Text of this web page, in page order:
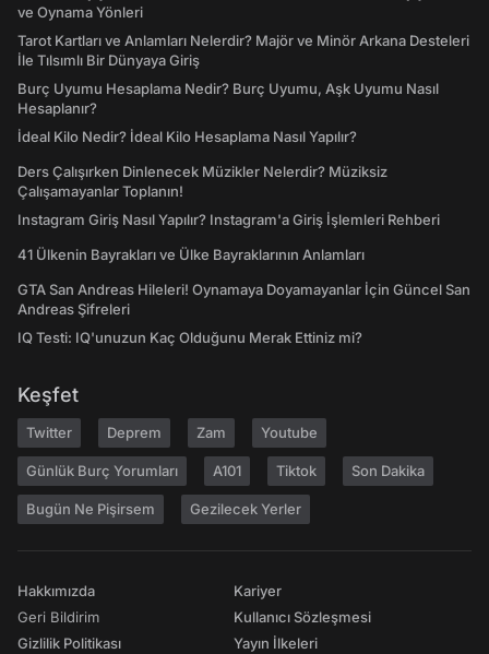
ve Oynama Yönleri
Tarot Kartları ve Anlamları Nelerdir? Majör ve Minör Arkana Desteleri
İle Tılsımlı Bir Dünyaya Giriş
Burç Uyumu Hesaplama Nedir? Burç Uyumu, Aşk Uyumu Nasıl
Hesaplanır?
İdeal Kilo Nedir? İdeal Kilo Hesaplama Nasıl Yapılır?
Ders Çalışırken Dinlenecek Müzikler Nelerdir? Müziksiz
Çalışamayanlar Toplanın!
Instagram Giriş Nasıl Yapılır? Instagram'a Giriş İşlemleri Rehberi
41 Ülkenin Bayrakları ve Ülke Bayraklarının Anlamları
GTA San Andreas Hileleri! Oynamaya Doyamayanlar İçin Güncel San
Andreas Şifreleri
IQ Testi: IQ'unuzun Kaç Olduğunu Merak Ettiniz mi?
Keşfet
Twitter Deprem Zam Youtube
Günlük Burç Yorumları A101 Tiktok Son Dakika
Bugün Ne Pişirsem Gezilecek Yerler
Hakkımızda
Geri Bildirim
Gizlilik Politikası
Kariyer
Kullanıcı Sözleşmesi
Yayın İlkeleri